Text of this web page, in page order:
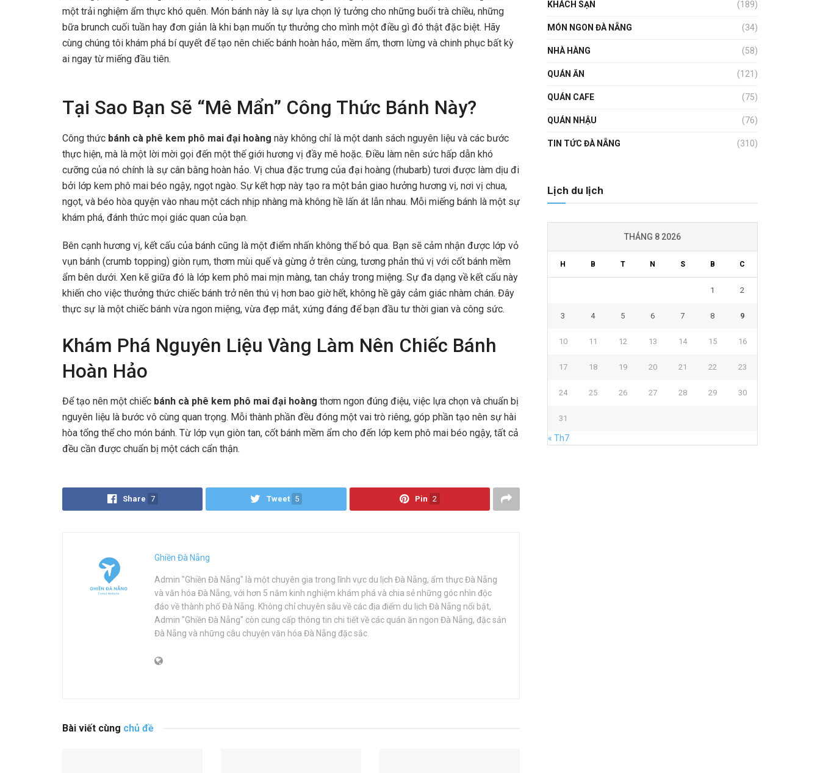
một trải nghiệm ẩm thực khó quên. Món bánh này là sự lựa chọn lý tưởng cho những buổi trà chiều, những
bữa brunch cuối tuần hay đơn giản là khi bạn muốn tự thưởng cho mình một điều gì đó thật đặc biệt. Hãy
cùng chúng tôi khám phá bí quyết để tạo nên chiếc bánh hoàn hảo, mềm ẩm, thơm lừng và chinh phục bất kỳ
ai ngay từ miếng đầu tiên.
Tại Sao Bạn Sẽ “Mê Mẩn” Công Thức Bánh Này?
Công thức bánh cà phê kem phô mai đại hoàng này không chỉ là một danh sách nguyên liệu và các bước
thực hiện, mà là một lời mời gọi đến một thế giới hương vị đầy mê hoặc. Điều làm nên sức hấp dẫn khó
cưỡng của nó chính là sự cân bằng hoàn hảo. Vị chua đặc trưng của đại hoàng (rhubarb) tươi được làm dịu đi
bởi lớp kem phô mai béo ngậy, ngọt ngào. Sự kết hợp này tạo ra một bản giao hưởng hương vị, nơi vị chua,
ngọt, và béo hòa quyện vào nhau một cách nhịp nhàng mà không hề lấn át lẫn nhau. Mỗi miếng bánh là một sự
khám phá, đánh thức mọi giác quan của bạn.
Bên cạnh hương vị, kết cấu của bánh cũng là một điểm nhấn không thể bỏ qua. Bạn sẽ cảm nhận được lớp vỏ
vụn bánh (crumb topping) giòn rụm, thơm mùi quế và gừng ở trên cùng, tương phản thú vị với cốt bánh mềm
ẩm bên dưới. Xen kẽ giữa đó là lớp kem phô mai mịn màng, tan chảy trong miệng. Sự đa dạng về kết cấu này
khiến cho việc thưởng thức chiếc bánh trở nên thú vị hơn bao giờ hết, không hề gây cảm giác nhàm chán. Đây
thực sự là một chiếc bánh vừa ngon miệng, vừa đẹp mắt, xứng đáng để bạn đầu tư thời gian và công sức.
Khám Phá Nguyên Liệu Vàng Làm Nên Chiếc Bánh
Hoàn Hảo
Để tạo nên một chiếc bánh cà phê kem phô mai đại hoàng thơm ngon đúng điệu, việc lựa chọn và chuẩn bị
nguyên liệu là bước vô cùng quan trọng. Mỗi thành phần đều đóng một vai trò riêng, góp phần tạo nên sự hài
hòa tổng thể cho món bánh. Từ lớp vụn giòn tan, cốt bánh mềm ẩm cho đến lớp kem phô mai béo ngậy, tất cả
đều cần được chuẩn bị một cách cẩn thận.
Share 7 Tweet 5 Pin 2
Ghiền Đà Nẵng
Admin "Ghiền Đà Nẵng" là một chuyên gia trong lĩnh vực du lịch Đà Nẵng, ẩm thực Đà Nẵng
và văn hóa Đà Nẵng, với hơn 5 năm kinh nghiệm khám phá và chia sẻ những góc nhìn độc
đáo về thành phố Đà Nẵng. Không chỉ chuyên sâu về các địa điểm du lịch Đà Nẵng nổi bật,
Admin "Ghiền Đà Nẵng" còn cung cấp thông tin chi tiết về các quán ăn ngon Đà Nẵng, đặc sản
Đà Nẵng và những câu chuyện văn hóa Đà Nẵng đặc sắc.
Bài viết cùng chủ đề
KHÁCH SẠN (189)
MÓN NGON ĐÀ NẴNG (34)
NHÀ HÀNG (58)
QUÁN ĂN (121)
QUÁN CAFE (75)
QUÁN NHẬU (76)
TIN TỨC ĐÀ NẴNG (310)
Lịch du lịch
THÁNG 8 2026
H B T N S B C
1 2
3 4 5 6 7 8 9
10 11 12 13 14 15 16
17 18 19 20 21 22 23
24 25 26 27 28 29 30
31
« Th7